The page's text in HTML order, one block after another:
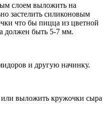
слоем выложить на
застелить силиконовым
что бы пицца из цветной
должен быть 5-7 мм.
и другую начинку.
выложить кружочки сыра